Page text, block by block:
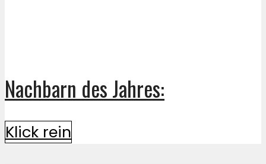
Nachbarn des Jahres:
Klick rein